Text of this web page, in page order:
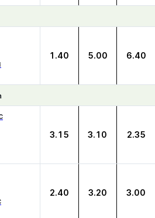
1.40 5.00 6.40
3.15 3.10 2.35
2.40 3.20 3.00